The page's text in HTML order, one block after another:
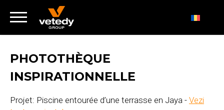
PHOTOTHÈQUE
INSPIRATIONNELLE
Projet: Piscine entourée d’une terrasse en Jaya - Vezi